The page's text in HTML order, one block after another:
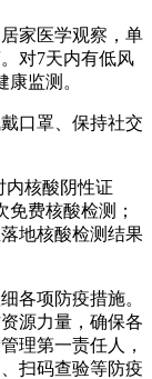
家医学观察，单
对7天内有低风
监测。
口罩、保持社交
内核酸阴性证
费核酸检测；
地核酸检测结果
各项防疫措施。
源力量，确保各
理第一责任人，
扫码查验等防疫